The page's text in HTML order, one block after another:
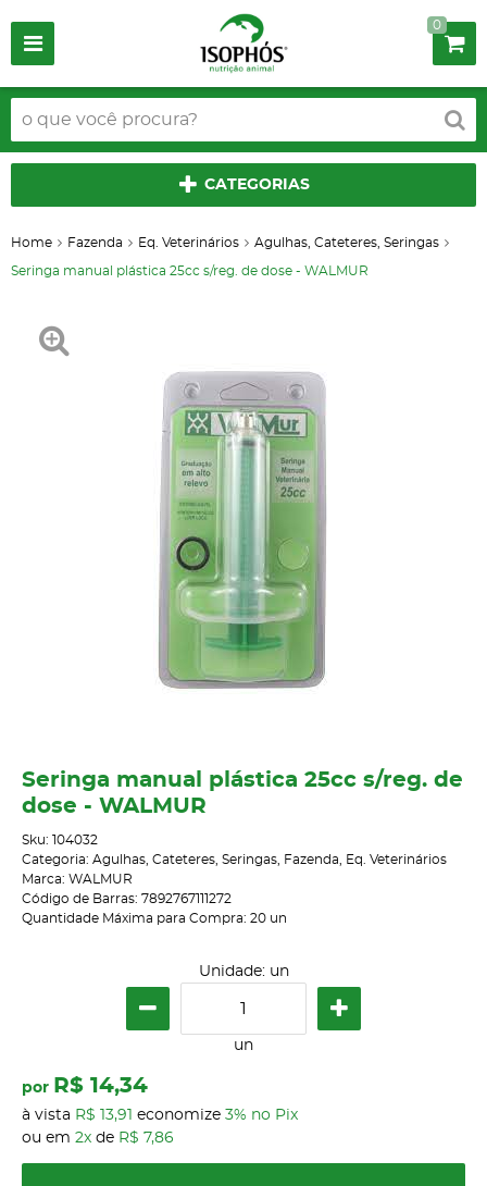
0
CATEGORIAS
Home Fazenda Eq. Veterinários Agulhas, Cateteres, Seringas
Seringa manual plástica 25cc s/reg. de dose - WALMUR
Seringa manual plástica 25cc s/reg. de
dose - WALMUR
Sku: 104032
Categoria: Agulhas, Cateteres, Seringas Fazenda
Eq. Veterinários
Marca: WALMUR
Código de Barras: 7892767111272
Quantidade Máxima para Compra: 20 un
Unidade: un
un
por R$ 14,34
à vista R$ 13,91 economize 3% no Pix
ou em 2x de R$ 7,86